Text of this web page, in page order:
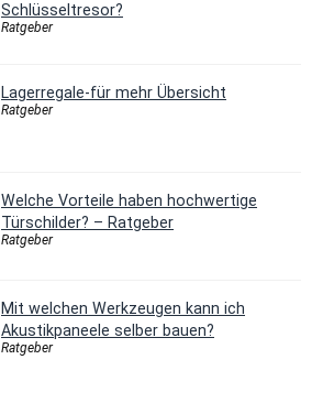
Schlüsseltresor?
Ratgeber
Lagerregale-für mehr Übersicht
Ratgeber
Welche Vorteile haben hochwertige
Türschilder? – Ratgeber
Ratgeber
Mit welchen Werkzeugen kann ich
Akustikpaneele selber bauen?
Ratgeber